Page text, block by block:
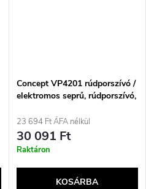
Concept VP4201 rúdporszívó /
elektromos seprű, rúdporszívó,
száraz, porzsák nélküli, 0,6 l,
90 W, fekete, ezüst
23 694 Ft ÁFA nélkül
30 091 Ft
Raktáron
KOSÁRBA